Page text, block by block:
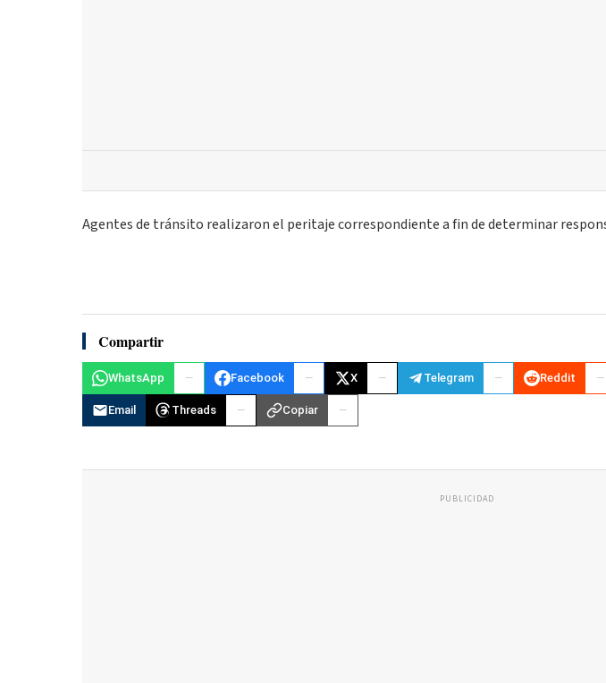
Agentes de tránsito realizaron el peritaje correspondiente a fin de determinar
Compartir
WhatsApp Facebook X Telegram Reddit
Email Threads Copiar
PUBLICIDAD